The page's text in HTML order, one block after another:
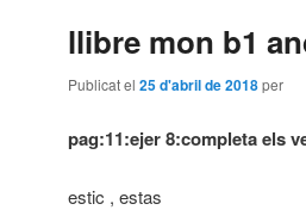
llibre mon b1
Publicat el 25 d'abril de 2018per
pag:11:ejer 8:completa els
estic , estas